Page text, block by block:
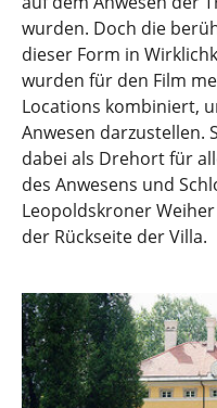
wurden. Doch die
dieser Form in
wurden für den Film
Locations kombiniert,
Anwesen darzustellen.
dabei als Drehort für
des Anwesens und
Leopoldskroner
der Rückseite der Villa.